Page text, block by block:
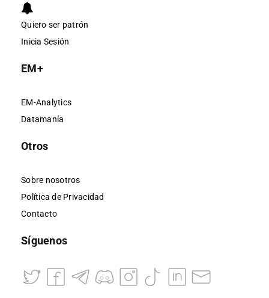
Quiero ser patrón
Inicia Sesión
EM+
EM-Analytics
Datamanía
Otros
Sobre nosotros
Política de Privacidad
Contacto
Síguenos